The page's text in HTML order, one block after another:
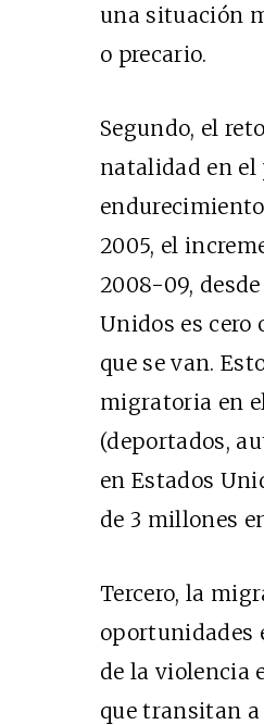
una situación
o precario.
Segundo, el
natalidad en el
2005, el
2008-09,
Unidos es cero
que se van.
migratoria en
(deportados,
en Estados
de 3 millones
Tercero, la
oportunidades
de la violencia
que transitan a